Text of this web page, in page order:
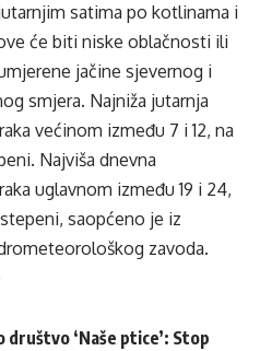
satima po kotlinama i
će biti niske oblačnosti ili
jačine sjevernog i
smjera. Najniža jutarnja
većinom između 7 i 12, na
Najviša dnevna
uglavnom između 19 i 24,
saopćeno je iz
zavoda.
‘Naše ptice’: Stop